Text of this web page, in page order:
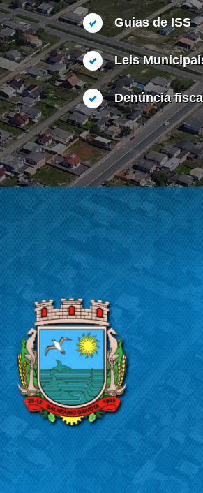
Guias de ISS
Leis
Denúncia